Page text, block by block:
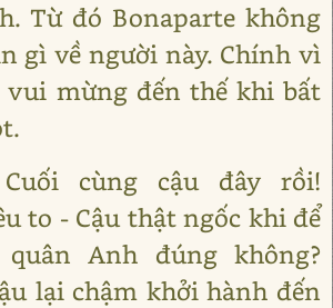
Từ đó Bonaparte không
gì về người này. Chính vì
vui mừng đến thế khi bất
cùng cậu đây rồi!
to - Cậu thật ngốc khi để
Anh đúng không?
lại chậm khởi hành đến